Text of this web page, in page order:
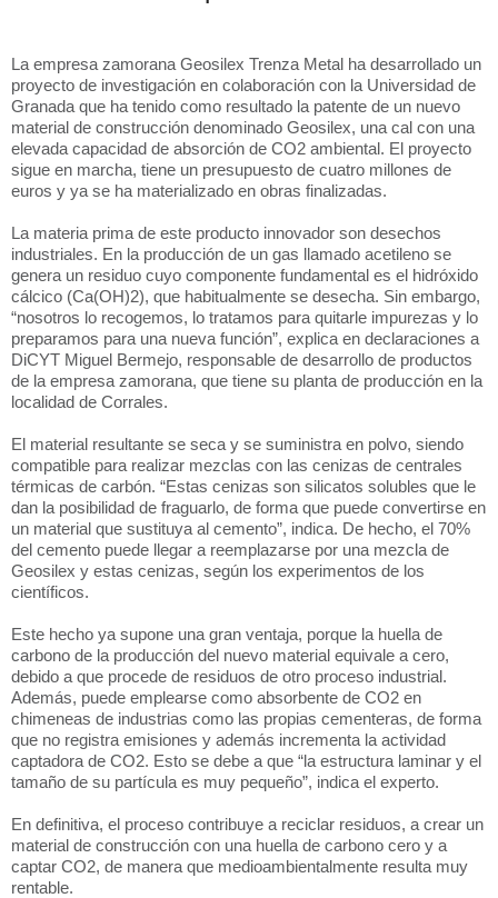
La empresa zamorana Geosilex Trenza Metal ha desarrollado un
proyecto de investigación en colaboración con la Universidad de
Granada que ha tenido como resultado la patente de un nuevo
material de construcción denominado Geosilex, una cal con una
elevada capacidad de absorción de CO2 ambiental. El proyecto
sigue en marcha, tiene un presupuesto de cuatro millones de
euros y ya se ha materializado en obras finalizadas.
La materia prima de este producto innovador son desechos
industriales. En la producción de un gas llamado acetileno se
genera un residuo cuyo componente fundamental es el hidróxido
cálcico (Ca(OH)2), que habitualmente se desecha. Sin embargo,
“nosotros lo recogemos, lo tratamos para quitarle impurezas y lo
preparamos para una nueva función”, explica en declaraciones a
DiCYT Miguel Bermejo, responsable de desarrollo de productos
de la empresa zamorana, que tiene su planta de producción en la
localidad de Corrales.
El material resultante se seca y se suministra en polvo, siendo
compatible para realizar mezclas con las cenizas de centrales
térmicas de carbón. “Estas cenizas son silicatos solubles que le
dan la posibilidad de fraguarlo, de forma que puede convertirse en
un material que sustituya al cemento”, indica. De hecho, el 70%
del cemento puede llegar a reemplazarse por una mezcla de
Geosilex y estas cenizas, según los experimentos de los
científicos.
Este hecho ya supone una gran ventaja, porque la huella de
carbono de la producción del nuevo material equivale a cero,
debido a que procede de residuos de otro proceso industrial.
Además, puede emplearse como absorbente de CO2 en
chimeneas de industrias como las propias cementeras, de forma
que no registra emisiones y además incrementa la actividad
captadora de CO2. Esto se debe a que “la estructura laminar y el
tamaño de su partícula es muy pequeño”, indica el experto.
En definitiva, el proceso contribuye a reciclar residuos, a crear un
material de construcción con una huella de carbono cero y a
captar CO2, de manera que medioambientalmente resulta muy
rentable.